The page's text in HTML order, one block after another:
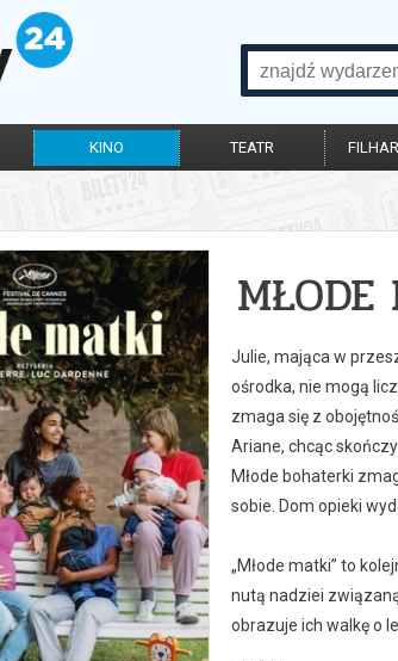
KINO TEATR
Julie, mająca w
ośrodka, nie mogą
zmaga się z
Ariane, chcąc
Młode bohaterki
sobie. Dom opieki
„Młode matki” to
nutą nadziei
obrazuje ich walkę o